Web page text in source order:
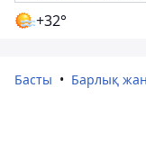
+32°
Басты Барлық